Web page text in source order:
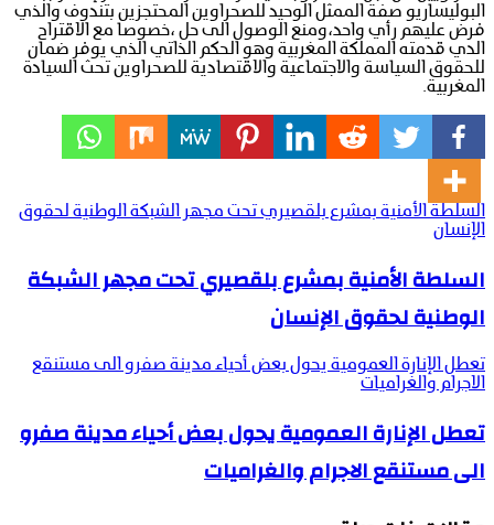
البوليساريو صفة الممثل الوحيد للصحراوين المحتجزين بتندوف والذي
فرض عليهم رأي واحد،ومنع الوصول الى حل ،خصوصا مع الاقتراح
الدي قدمته المملكة المغربية وهو الحكم الذاتي الذي يوفر ضمان
للحقوق السياسة والاجتماعية والاقتصادية للصحراوين تحث السيادة
المغربية.
السلطة الأمنية بمشرع بلقصيري تحت مجهر الشبكة الوطنية لحقوق
الإنسان
السلطة الأمنية بمشرع بلقصيري تحت مجهر الشبكة
الوطنية لحقوق الإنسان
تعطل الإنارة العمومية يحول بعض أحياء مدينة صفرو الى مستنقع
الاجرام والغراميات
تعطل الإنارة العمومية يحول بعض أحياء مدينة صفرو
الى مستنقع الاجرام والغراميات